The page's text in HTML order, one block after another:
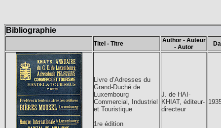
Bibliographie
Titel - Titre
Author - Auteur
- Autor
Livre d’Adresses du
Grand-Duché de
Luxembourg
Commercial, Industriel
et Touristique
1re édition
J. de HAI-
KHIAT, éditeur-
directeur